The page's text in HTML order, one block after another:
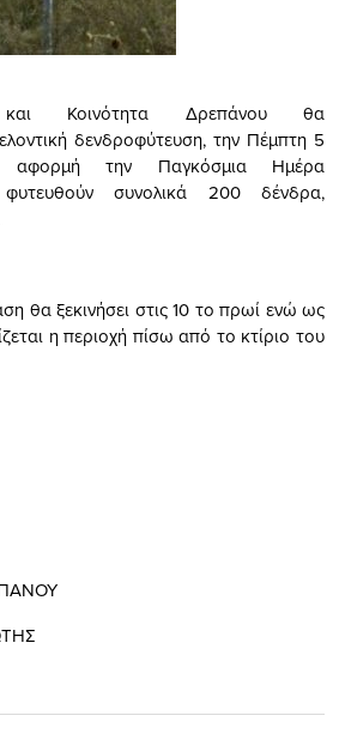
Κοινότητα Δρεπάνου θα
δενδροφύτευση, την Πέμπτη 5
αφορμή την Παγκόσμια Ημέρα
συνολικά 200 δένδρα,
θα ξεκινήσει στις 10 το πρωί ενώ ως
η περιοχή πίσω από το κτίριο του